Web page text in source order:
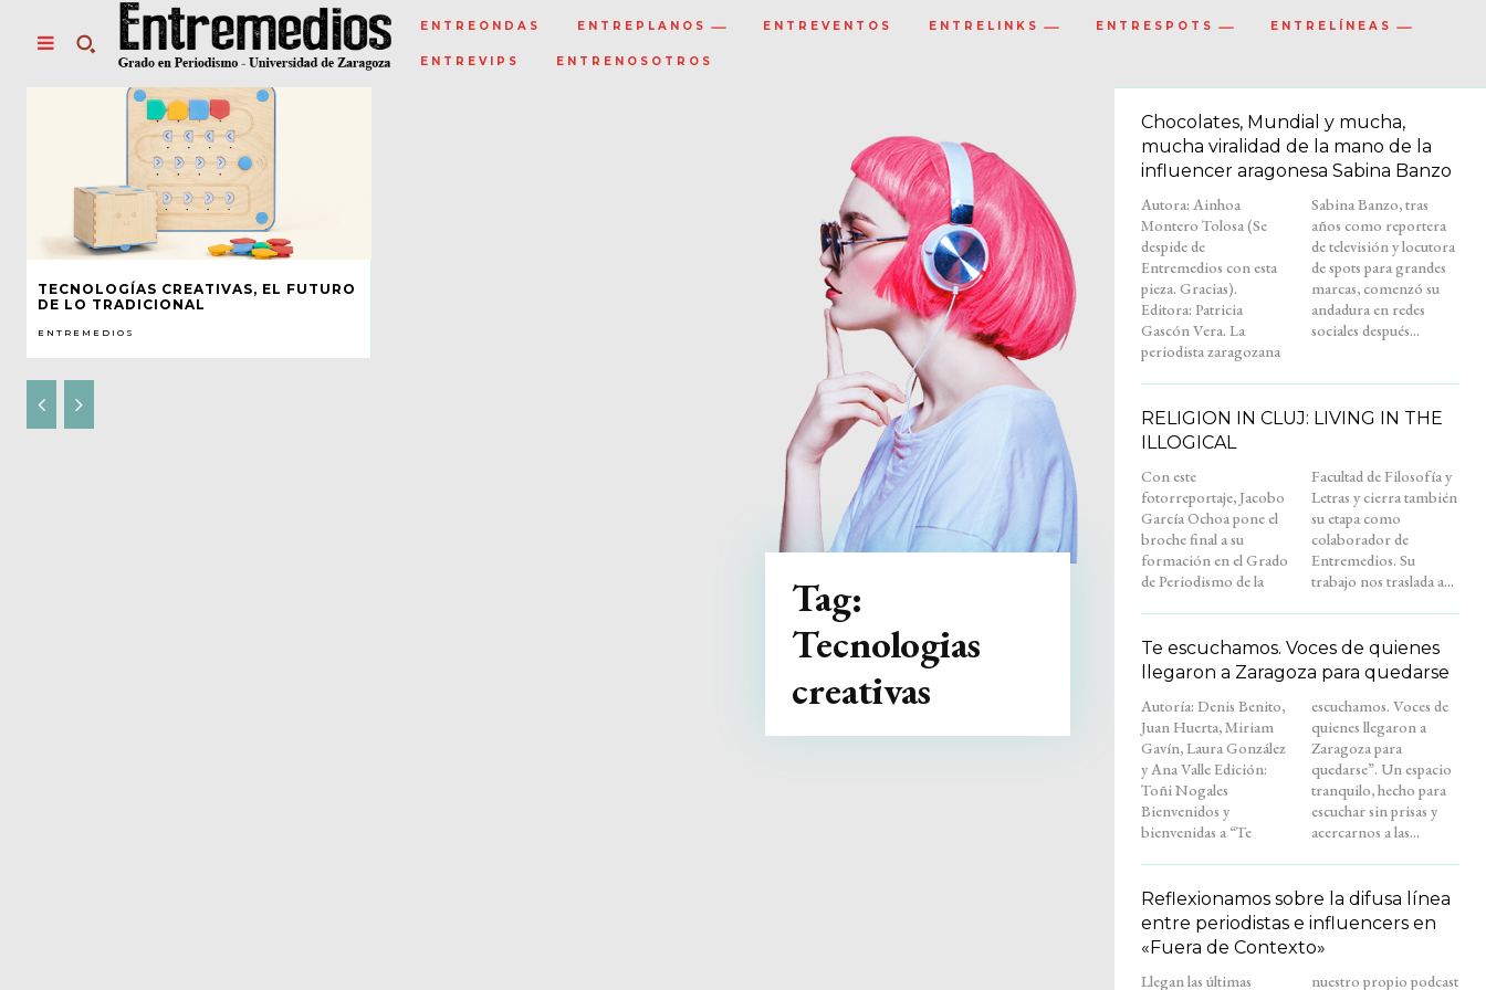
ENTREONDAS ENTREPLANOS ENTREVENTOS ENTRELINKS ENTRESPOTS ENTRELÍNEAS
ENTREVIPS ENTRENOSOTROS
TECNOLOGÍAS CREATIVAS, EL FUTURO
DE LO TRADICIONAL
ENTREMEDIOS
Tag:
Tecnologias
creativas
Chocolates, Mundial y mucha,
mucha viralidad de la mano de la
influencer aragonesa Sabina Banzo
Autora: Ainhoa
Montero Tolosa (Se
despide de
Entremedios con esta
pieza. Gracias).
Editora: Patricia
Gascón Vera. La
periodista zaragozana
Sabina Banzo, tras
años como reportera
de televisión y locutora
de spots para grandes
marcas, comenzó su
andadura en redes
sociales después...
RELIGION IN CLUJ: LIVING IN THE
ILLOGICAL
Con este
fotorreportaje, Jacobo
García Ochoa pone el
broche final a su
formación en el Grado
de Periodismo de la
Facultad de Filosofía y
Letras y cierra también
su etapa como
colaborador de
Entremedios. Su
trabajo nos traslada a...
Te escuchamos. Voces de quienes
llegaron a Zaragoza para quedarse
Autoría: Denis Benito,
Juan Huerta, Miriam
Gavín, Laura González
y Ana Valle Edición:
Toñi Nogales
Bienvenidos y
bienvenidas a “Te
escuchamos. Voces de
quienes llegaron a
Zaragoza para
quedarse”. Un espacio
tranquilo, hecho para
escuchar sin prisas y
acercarnos a las...
Reflexionamos sobre la difusa línea
entre periodistas e influencers en
«Fuera de Contexto»
Llegan las últimas
nuestro propio podcast